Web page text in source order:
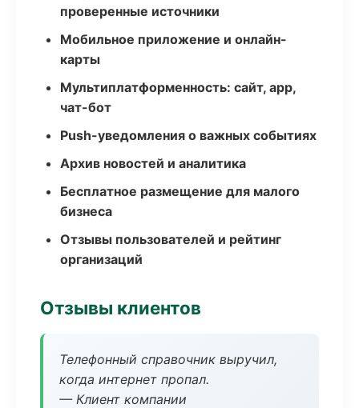
проверенные источники
Мобильное приложение и онлайн-
карты
Мультиплатформенность: сайт, app,
чат-бот
Push-уведомления о важных событиях
Архив новостей и аналитика
Бесплатное размещение для малого
бизнеса
Отзывы пользователей и рейтинг
организаций
Отзывы клиентов
Телефонный справочник выручил,
когда интернет пропал.
— Клиент компании